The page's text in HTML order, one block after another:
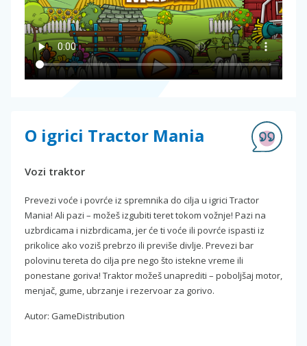
O igrici Tractor Mania
Vozi traktor
Prevezi voće i povrće iz spremnika do cilja u igrici Tractor
Mania! Ali pazi – možeš izgubiti teret tokom vožnje! Pazi na
uzbrdicama i nizbrdicama, jer će ti voće ili povrće ispasti iz
prikolice ako voziš prebrzo ili previše divlje. Prevezi bar
polovinu tereta do cilja pre nego što istekne vreme ili
ponestane goriva! Traktor možeš unaprediti – poboljšaj motor,
menjač, gume, ubrzanje i rezervoar za gorivo.
Autor: GameDistribution